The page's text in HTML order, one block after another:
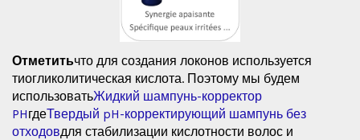
Отметитьчто для создания локонов используется
тиогликолитическая кислота. Поэтому мы будем
использоватьЖидкий шампунь-корректор
PHгдеТвердый pH-корректирующий шампунь без
отходовдля стабилизации кислотности волос и